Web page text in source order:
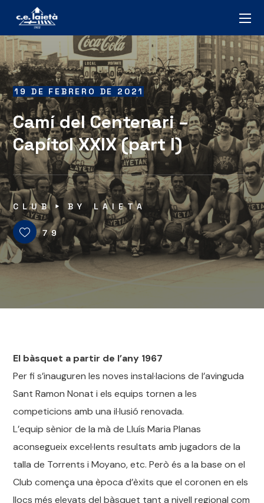
19 DE FEBRERO DE 2021
Camí del Centenari –
Capítol XXIX (part I)
CLUB BYLAIETA
79
El bàsquet a partir de l’any 1967
Per fi s’inauguren les noves instal·lacions de l’avinguda
Sant Ramon Nonat i els equips tornen a les
competicions amb una il·lusió renovada.
L’equip sènior de la mà de Lluís Maria Planas
aconsegueix excel·lents resultats amb jugadors de la
talla de Torrents i Moyano, etc. Però és a la base on el
Club comença una època d’èxits que el coronen en els
llocs més elevats del bàsquet tant a nivell regional com